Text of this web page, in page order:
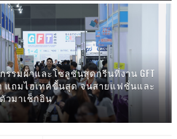
รรมผ้าและโซลูชันสุดกรีนที่งาน GFT
แถมไฮเทคขั้นสุด จนสายแฟชั่นและ
วมาเช็กอิน